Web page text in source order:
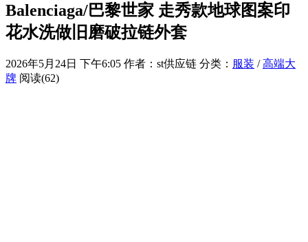
Balenciaga/巴黎世家 走秀款地球图案印
花水洗做旧磨破拉链外套
2026年5月24日 下午6:05 作者：st供应链 分类： 服装 /高端大
牌 阅读(62)